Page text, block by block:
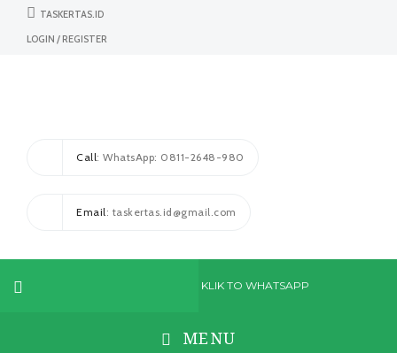
TASKERTAS.ID
LOGIN / REGISTER
Call: WhatsApp: 0811-2648-980
Email : taskertas.id@gmail.com
KLIK TO WHATSAPP
MENU